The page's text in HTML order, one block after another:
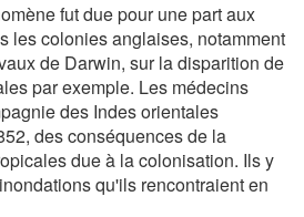
fut due pour une part aux
les colonies anglaises, notamment
de Darwin, sur la disparition de
par exemple. Les médecins
des Indes orientales
des conséquences de la
due à la colonisation. Ils y
qu'ils rencontraient en